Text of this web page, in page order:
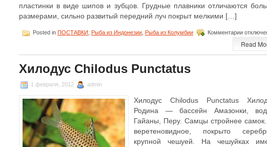
пластинки в виде шипов и зубцов. Грудные плавники отличаются
размерами, сильно развитый передний луч покрыт мелкими […]
Posted in ПОСТАВКИ Рыба из Индонезии Рыба из Колумбии Комментариик
записи
Read
Хилодус Chilodus Punctatus
1 февраля, 2012 admin
Хилодус Chilodus Punctatus
Родина — бассейн Амазонки,
Гайаны, Перу. Самцы стройнее
веретеновидное, покрыто
крупной чешуей. На чешуйках